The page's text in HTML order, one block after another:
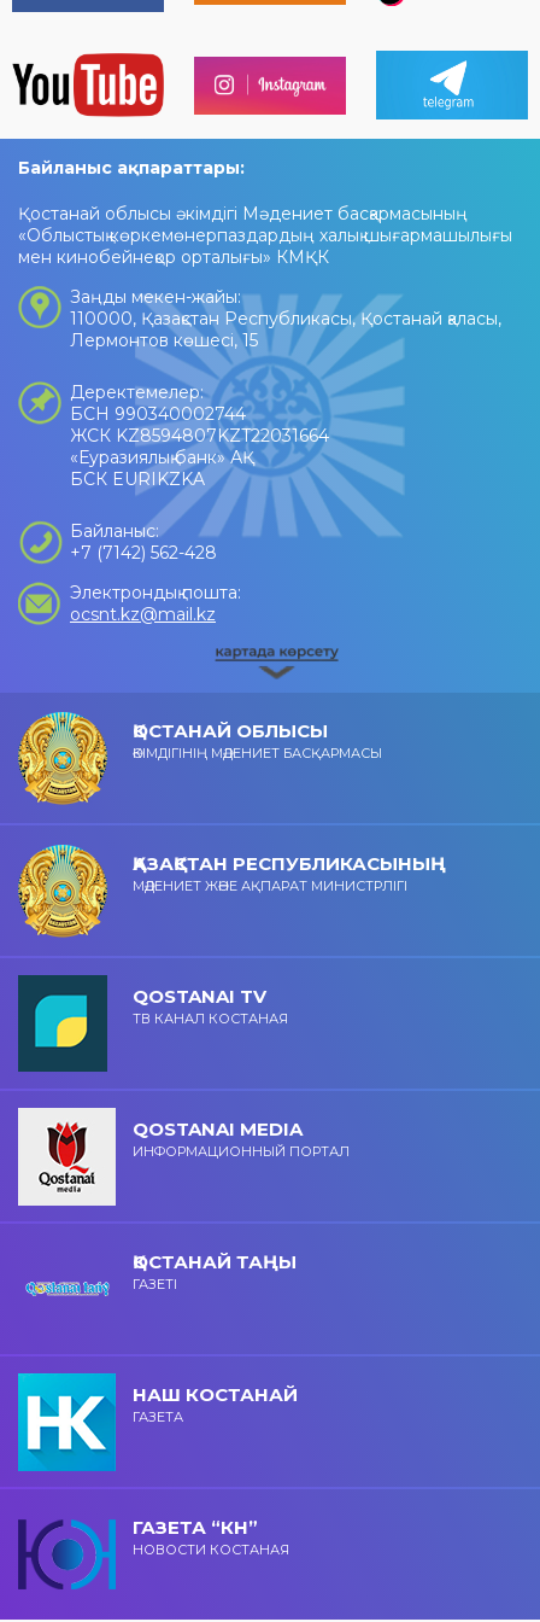
Байланыс ақпараттары:
Қостанай облысы әкімдігі Мәдениет басқармасының
«Облыстық көркемөнерпаздардың халық шығармашылығы
мен кинобейнеқор орталығы» КМҚК
Заңды мекен-жайы:
110000, Қазақстан Республикасы, Қостанай қаласы,
Лермонтов көшесі, 15
Деректемелер:
БСН 990340002744
ЖСК KZ8594807KZT22031664
«Еуразиялық банк» АҚ
БСК EURIKZKA
Байланыс:
+7 (7142) 562-428
Электрондық пошта:
ocsnt.kz@mail.kz
ҚОСТАНАЙ ОБЛЫСЫ
ӘКІМДІГІНІҢ МӘДЕНИЕТ БАСҚАРМАСЫ
ҚАЗАҚСТАН РЕСПУБЛИКАСЫНЫҢ
МӘДЕНИЕТ ЖӘНЕ АҚПАРАТ МИНИСТРЛІГІ
QOSTANAI TV
ТВ КАНАЛ КОСТАНАЯ
QOSTANAI MEDIA
ИНФОРМАЦИОННЫЙ ПОРТАЛ
ҚОСТАНАЙ ТАҢЫ
ГАЗЕТІ
НАШ КОСТАНАЙ
ГАЗЕТА
ГАЗЕТА “КН”
НОВОСТИ КОСТАНАЯ